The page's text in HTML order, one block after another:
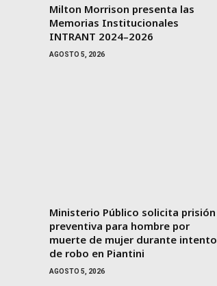
Milton Morrison presenta las
Memorias Institucionales
INTRANT 2024–2026
AGOSTO 5, 2026
Ministerio Público solicita prisión
preventiva para hombre por
muerte de mujer durante intento
de robo en Piantini
AGOSTO 5, 2026